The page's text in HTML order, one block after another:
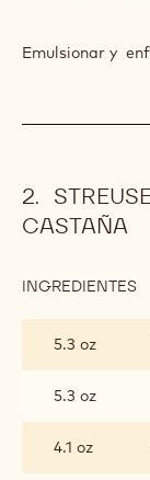
Y
Emulsionar y
CASTAÑA
INGREDIENTES
Y
5.3 oz
5.3 oz
4.1 oz